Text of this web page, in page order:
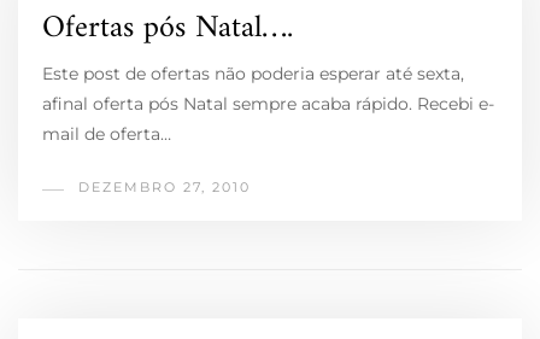
Ofertas pós Natal….
Este post de ofertas não poderia esperar até sexta,
afinal oferta pós Natal sempre acaba rápido. Recebi e-
mail de oferta…
DEZEMBRO 27, 2010